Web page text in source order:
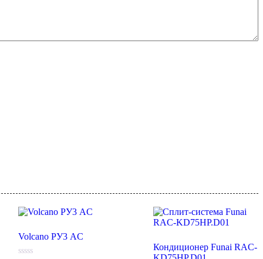
Volcano РУ3 AC
Кондиционер Funai RAC-